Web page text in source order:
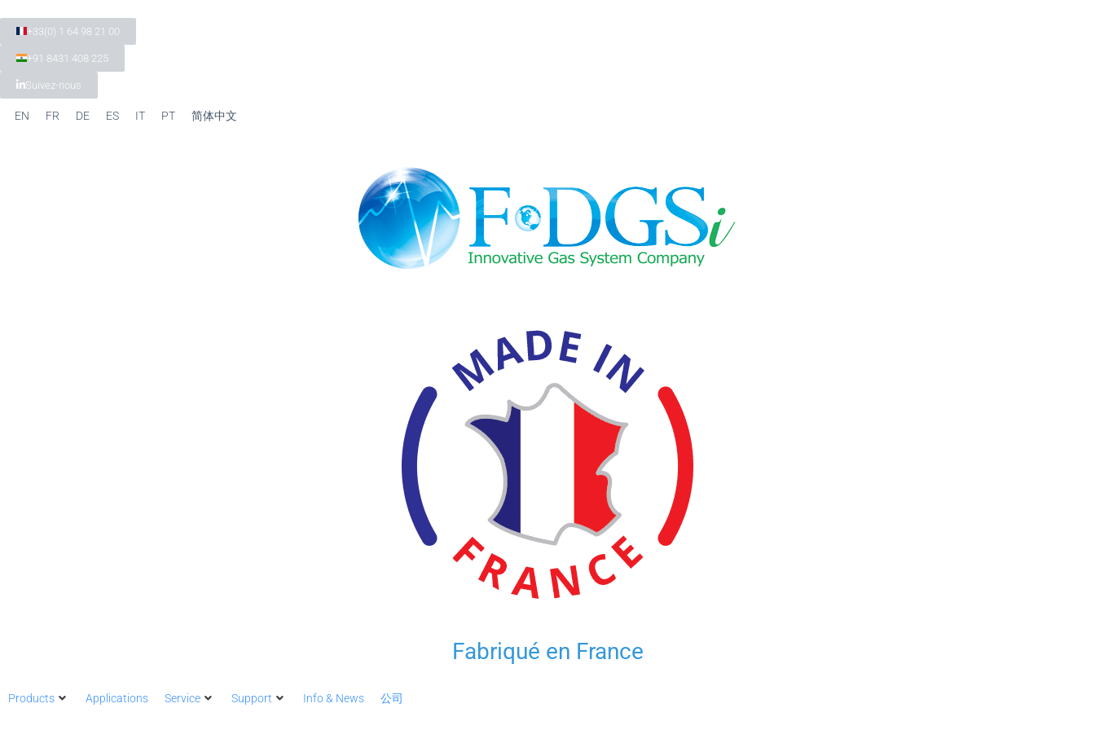
+33(0) 1 64 98 21 00
+91 8431 408 225
Suivez-nous
EN FR DE ES IT PT 简体中文
Fabriqué en France
Products Applications Service Support Info & News 公司